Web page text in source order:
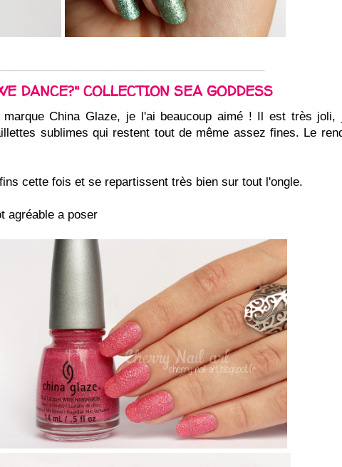
DANCE?" COLLECTION SEA GODDESS
China Glaze, je l'ai beaucoup aimé ! Il est très joli,
sublimes qui restent tout de même assez fines. Le
cette fois et se repartissent très bien sur tout l'ongle.
agréable a poser